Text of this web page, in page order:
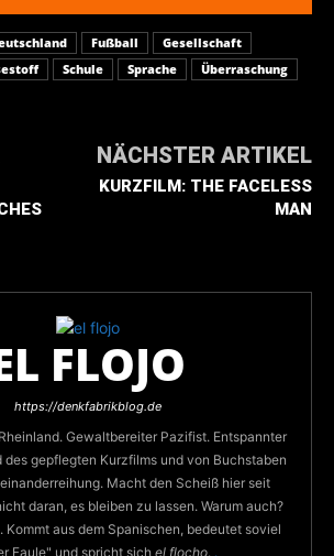
Fußball
Gesellschaft
Schule Sprache
Überraschung
NÄCHSTER ARTIKEL
KURZFILM: THE FACELESS
MAN
FLOJO
https://denkfabrikblog.de
Gewaltbereiter Pazifist. Entspannter
des gepflegten Kurzfilms und von Buchstaben
Macht den Scheiß hier seit
daran, es bleiben zu lassen. Warum auch?
Kommt aus dem Spanischen, bedeutet soviel
Faule" und spricht sich el flocho. .